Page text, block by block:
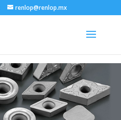
renlop@renlop.mx